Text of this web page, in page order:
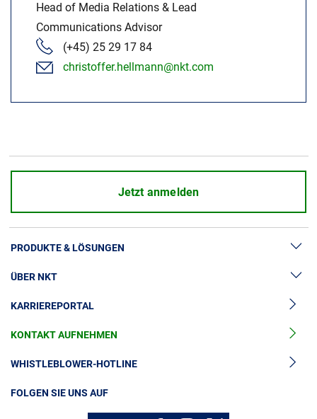
Head of Media Relations & Lead
Communications Advisor
(+45) 25 29 17 84
christoffer.hellmann@nkt.com
Jetzt anmelden
PRODUKTE & LÖSUNGEN
Hochspannung
Kabelgarnituren
Mittelspannungskabel
Niederspannungskabel
ÜBER NKT
News & Presse
Unsere Geschichte
Investoren
Nachhaltigkeit
KARRIEREPORTAL
KONTAKT AUFNEHMEN
WHISTLEBLOWER-HOTLINE
FOLGEN SIE UNS AUF